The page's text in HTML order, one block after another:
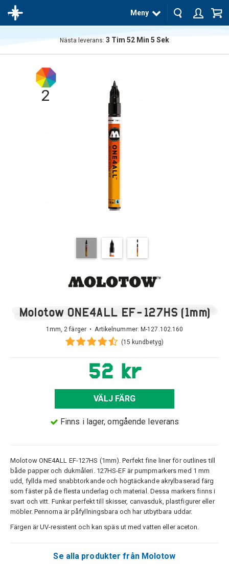
Meny
Nästa leverans: 3 Tim 52 Min 4 Sek
2
Molotow ONE4ALL EF-127HS (1mm)
1mm, 2 färger • Artikelnummer: M-127.102.160
(15 kundbetyg)
52 kr
VÄLJ FÄRG
Finns i lager, omgående leverans
Molotow ONE4ALL EF-127HS (1mm). Perfekt fine liner för outlines till
både papper och dukmåleri. 127HS-EF är pumpmarkers med 1 mm
udd, fyllda med snabbtorkande och högtäckande akrylbaserad färg
som fäster på de flesta underlag och material. Dessa markers finns i
svart och vitt. Funkar perfekt till skisser, canvasduk, plastfigurer eller
möbler. Pennorna är påfyllningsbara och har utbytbara uddar.
Färgen är UV-resistent och kan späs ut med vatten eller aceton.
Se alla produkter från Molotow